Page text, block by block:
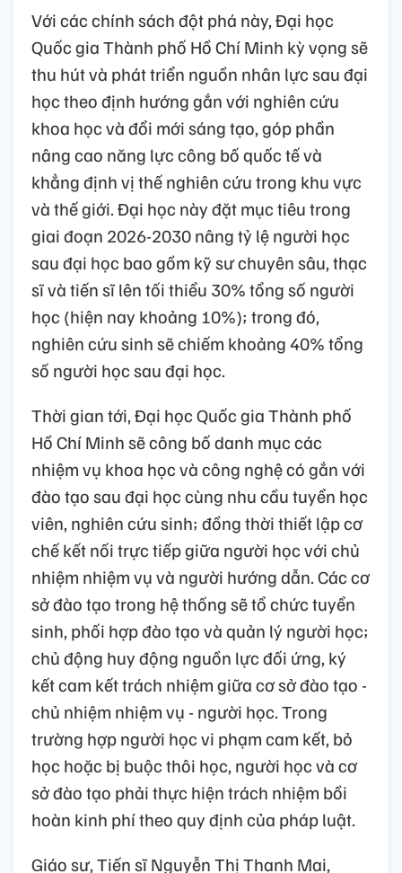
Với các chính sách đột phá này, Đại học
Quốc gia Thành phố Hồ Chí Minh kỳ vọng sẽ
thu hút và phát triển nguồn nhân lực sau đại
học theo định hướng gắn với nghiên cứu
khoa học và đổi mới sáng tạo, góp phần
nâng cao năng lực công bố quốc tế và
khẳng định vị thế nghiên cứu trong khu vực
và thế giới. Đại học này đặt mục tiêu trong
giai đoạn 2026-2030 nâng tỷ lệ người học
sau đại học bao gồm kỹ sư chuyên sâu, thạc
sĩ và tiến sĩ lên tối thiểu 30% tổng số người
học (hiện nay khoảng 10%); trong đó,
nghiên cứu sinh sẽ chiếm khoảng 40% tổng
số người học sau đại học.
Thời gian tới, Đại học Quốc gia Thành phố
Hồ Chí Minh sẽ công bố danh mục các
nhiệm vụ khoa học và công nghệ có gắn với
đào tạo sau đại học cùng nhu cầu tuyển học
viên, nghiên cứu sinh; đồng thời thiết lập cơ
chế kết nối trực tiếp giữa người học với chủ
nhiệm nhiệm vụ và người hướng dẫn. Các cơ
sở đào tạo trong hệ thống sẽ tổ chức tuyển
sinh, phối hợp đào tạo và quản lý người học;
chủ động huy động nguồn lực đối ứng, ký
kết cam kết trách nhiệm giữa cơ sở đào tạo -
chủ nhiệm nhiệm vụ - người học. Trong
trường hợp người học vi phạm cam kết, bỏ
học hoặc bị buộc thôi học, người học và cơ
sở đào tạo phải thực hiện trách nhiệm bồi
hoàn kinh phí theo quy định của pháp luật.
Giáo sư, Tiến sĩ Nguyễn Thị Thanh Mai,